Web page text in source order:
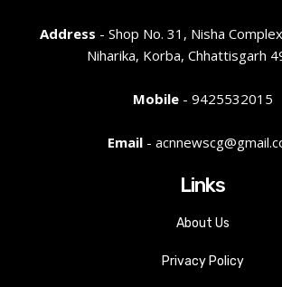
Address - Shop No. 31, Nisha
Niharika, Korba, Chhattisgarh
Mobile- 9425532015
Email-
Links
About Us
Privacy Policy